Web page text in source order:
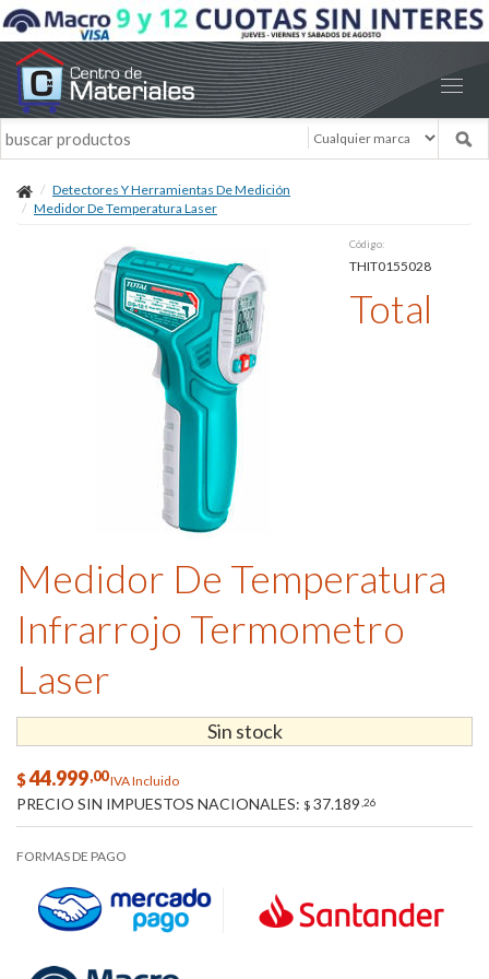
Detectores Y Herramientas De Medición
Medidor De Temperatura Laser
Código:
THIT0155028
Total
Medidor De Temperatura
Infrarrojo Termometro
Laser
Sin stock
$44.999,00IVA Incluido
PRECIO SIN IMPUESTOS NACIONALES: $ 37.189 ,26
FORMAS DE PAGO